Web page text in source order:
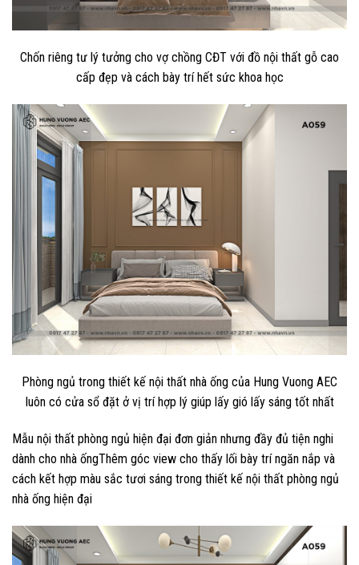
Chốn riêng tư lý tưởng cho vợ chồng CĐT với đồ nội thất gỗ cao
cấp đẹp và cách bày trí hết sức khoa học
Phòng ngủ trong thiết kế nội thất nhà ống của Hung Vuong AEC
luôn có cửa sổ đặt ở vị trí hợp lý giúp lấy gió lấy sáng tốt nhất
Mẫu nội thất phòng ngủ hiện đại đơn giản nhưng đầy đủ tiện nghi
dành cho nhà ốngThêm góc view cho thấy lối bày trí ngăn nắp và
cách kết hợp màu sắc tươi sáng trong thiết kế nội thất phòng ngủ
nhà ống hiện đại